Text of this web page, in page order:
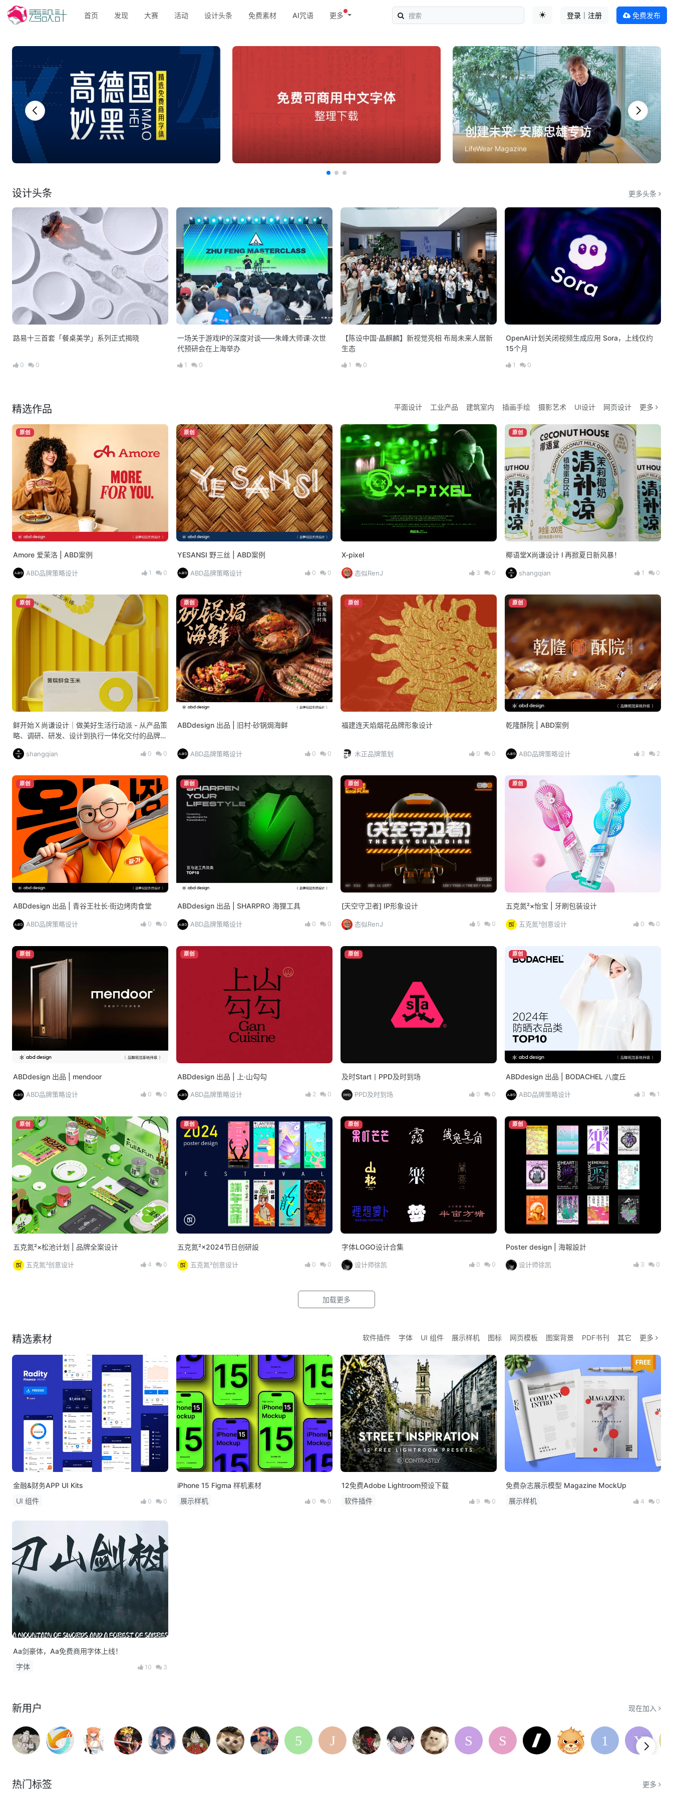
首页 发现 大赛 活动 设计头条 免费素材 AI咒语
更多
登录｜注册 免费发布
创建未来: 安藤忠雄专访
设计头条 更多头条
路易十三首套「餐桌美学」系列正式揭晓
0 0
一场关于游戏IP的深度对谈——朱峰大师课·次世
代预研会在上海举办
1 0
【陈设中国·晶麒麟】新视觉亮相 布局未来人居新
生态
1 0
OpenAI计划关闭视频生成应用 Sora，上线仅约
15个月
1 0
精选作品 平面设计 工业产品 建筑室内 插画手绘 摄影艺术 UI设计 网页设计 更多
原创
Amore 爱茉洛 | ABD案例
ABD品牌策略设计 1 0
原创
YESANSI 野三丝 | ABD案例
ABD品牌策略设计 0 0
X-pixel
态似RenJ 3 0
原创
椰语堂X尚谦设计 l 再掀夏日新风暴！
shangqian 1 0
原创
鲜开始Ｘ尚谦设计｜做美好生活行动派 - 从产品策
略、调研、研发、设计到执行一体化交付的品牌全
shangqian 0 0
原创
ABDdesign 出品 | 旧村·砂锅焗海鲜
ABD品牌策略设计 0 0
原创
福建连天焰烟花品牌形象设计
木正品牌策划 0 0
原创
乾隆酥院 | ABD案例
ABD品牌策略设计 3 2
原创
ABDdesign 出品 | 青谷王社长·街边烤肉食堂
ABD品牌策略设计 0 0
原创
ABDdesign 出品 | SHARPRO 海狸工具
ABD品牌策略设计 0 0
原创
[天空守卫者] IP形象设计
态似RenJ 5 0
原创
五克氮²×怡宝 | 牙刷包装设计
五克氮²创意设计 0 0
原创
ABDdesign 出品 | mendoor
ABD品牌策略设计 0 0
原创
ABDdesign 出品 | 上·山勾勾
ABD品牌策略设计 2 0
原创
及时Start丨PPD及时到场
PPD及时到场 0 0
原创
ABDdesign 出品 | BODACHEL 八度丘
ABD品牌策略设计 3 1
原创
五克氮²×松池计划 | 品牌全案设计
五克氮²创意设计 4 0
原创
五克氮²×2024节日创研設
五克氮²创意设计 0 0
原创
字体LOGO设计合集
设计师徐凯 0 0
原创
Poster design | 海報設計
设计师徐凯 3 0
加载更多
精选素材 软件插件 字体 UI 组件 展示样机 图标 网页模板 图案背景 PDF书刊 其它 更多
金融&财务APP UI Kits
UI 组件
0 0
iPhone 15 Figma 样机素材
展示样机
0 0
12免费Adobe Lightroom预设下载
软件插件
9 0
免费杂志展示模型 Magazine MockUp
展示样机
4 0
Aa剑豪体，Aa免费商用字体上线！
字体
10 3
新用户 现在加入
热门标签 更多